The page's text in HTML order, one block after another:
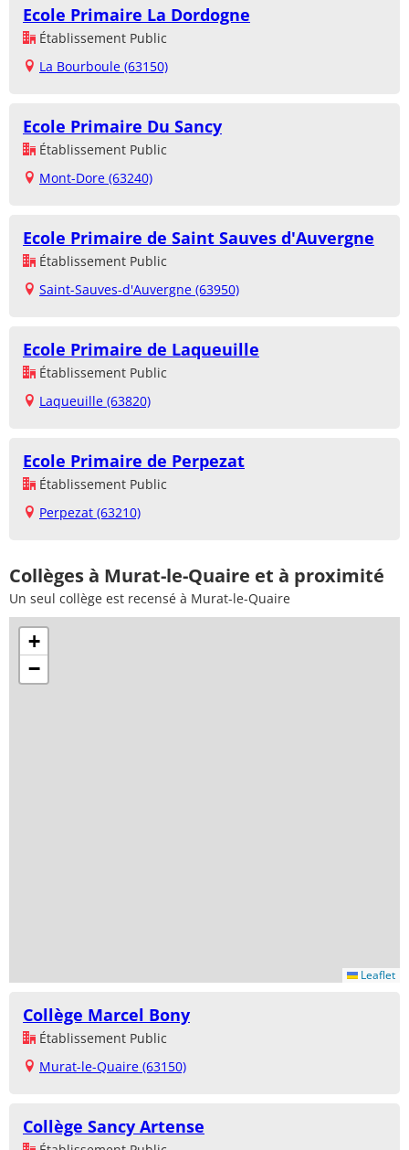
Ecole Primaire La Dordogne
Établissement Public
La Bourboule (63150)
Ecole Primaire Du Sancy
Établissement Public
Mont-Dore (63240)
Ecole Primaire de Saint Sauves d'Auvergne
Établissement Public
Saint-Sauves-d'Auvergne (63950)
Ecole Primaire de Laqueuille
Établissement Public
Laqueuille (63820)
Ecole Primaire de Perpezat
Établissement Public
Perpezat (63210)
Collèges à Murat-le-Quaire et à proximité
Un seul collège est recensé à Murat-le-Quaire
+
−
Leaflet
Collège Marcel Bony
Établissement Public
Murat-le-Quaire (63150)
Collège Sancy Artense